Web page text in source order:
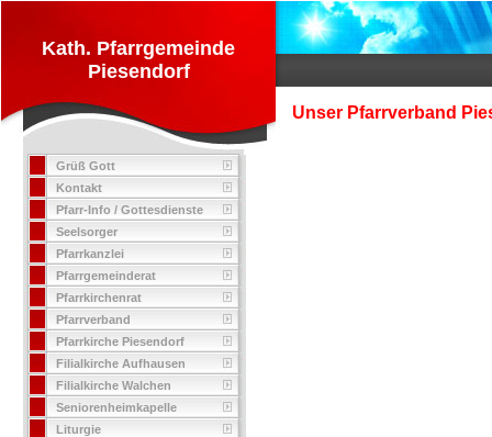
Kath. Pfarrgemeinde
Piesendorf
Grüß Gott
Kontakt
Pfarr-Info / Gottesdienste
Seelsorger
Pfarrkanzlei
Pfarrgemeinderat
Pfarrkirchenrat
Pfarrverband
Pfarrkirche Piesendorf
Filialkirche Aufhausen
Filialkirche Walchen
Seniorenheimkapelle
Liturgie
Unser Pfarrverband